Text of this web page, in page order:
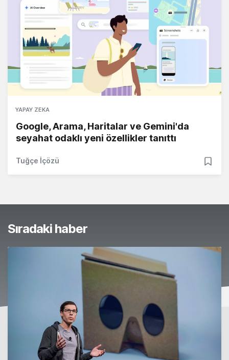
YAPAY ZEKA
Google, Arama, Haritalar ve Gemini'da
seyahat odaklı yeni özellikler tanıttı
Tuğçe İçözü
Sıradaki haber